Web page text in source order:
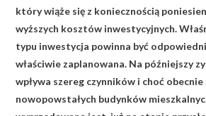
który wiąże się z koniecznością
wyższych kosztów inwestycyjnych.
typu inwestycja powinna być
właściwie zaplanowana. Na późniejszy
wpływa szereg czynników i choć obecnie
nowopowstałych budynków